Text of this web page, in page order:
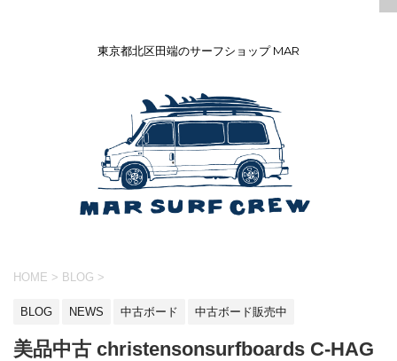
東京都北区田端のサーフショップ MAR
HOME > BLOG >
BLOG NEWS 中古ボード 中古ボード販売中
美品中古 christensonsurfboards C-HAG